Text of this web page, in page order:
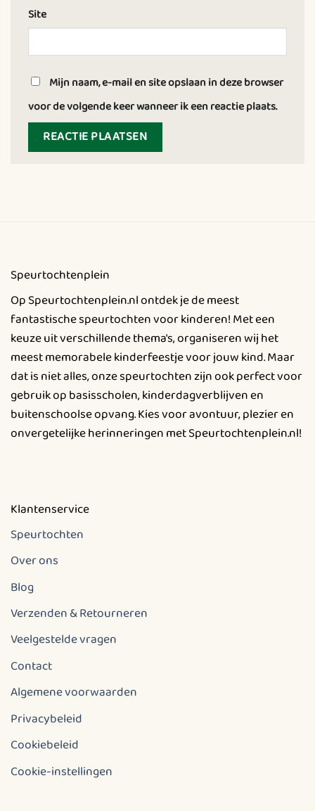
Site
Mijn naam, e-mail en site opslaan in deze browser
voor de volgende keer wanneer ik een reactie plaats.
Speurtochtenplein
Op Speurtochtenplein.nl ontdek je de meest
fantastische speurtochten voor kinderen! Met een
keuze uit verschillende thema's, organiseren wij het
meest memorabele kinderfeestje voor jouw kind. Maar
dat is niet alles, onze speurtochten zijn ook perfect voor
gebruik op basisscholen, kinderdagverblijven en
buitenschoolse opvang. Kies voor avontuur, plezier en
onvergetelijke herinneringen met Speurtochtenplein.nl!
Klantenservice
Speurtochten
Over ons
Blog
Verzenden & Retourneren
Veelgestelde vragen
Contact
Algemene voorwaarden
Privacybeleid
Cookiebeleid
Cookie-instellingen